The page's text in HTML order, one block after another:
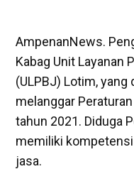
AmpenanNews.
Kabag Unit Layanan
(ULPBJ) Lotim, yang
melanggar
tahun 2021. Diduga
memiliki
jasa.